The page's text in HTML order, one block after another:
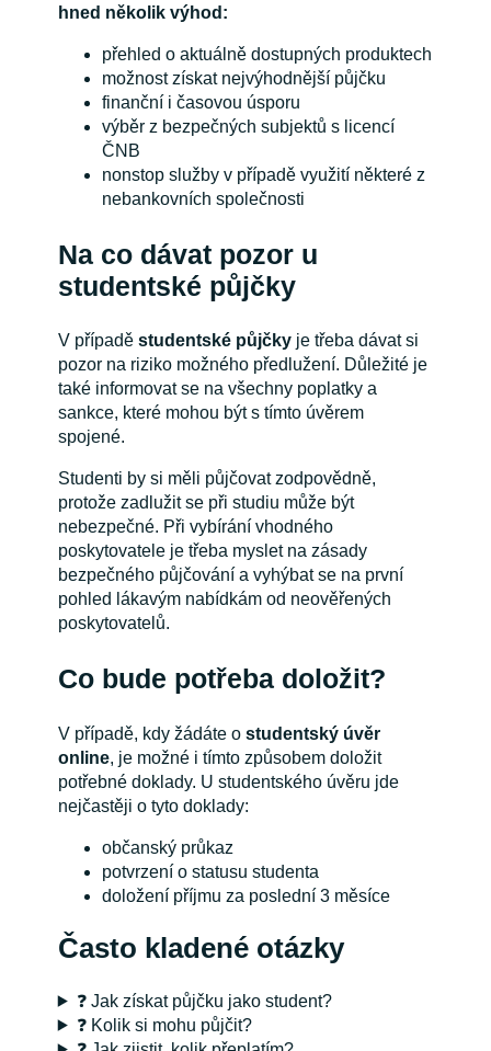
hned několik výhod:
přehled o aktuálně dostupných produktech
možnost získat nejvýhodnější půjčku
finanční i časovou úsporu
výběr z bezpečných subjektů s licencí
ČNB
nonstop služby v případě využití některé z
nebankovních společnosti
Na co dávat pozor u
studentské půjčky
V případě studentské půjčkyje třeba dávat si
pozor na riziko možného předlužení. Důležité je
také informovat se na všechny poplatky a
sankce, které mohou být s tímto úvěrem
spojené.
Studenti by si měli půjčovat zodpovědně,
protože zadlužit se při studiu může být
nebezpečné. Při vybírání vhodného
poskytovatele je třeba myslet na zásady
bezpečného půjčování a vyhýbat se na první
pohled lákavým nabídkám od neověřených
poskytovatelů.
Co bude potřeba doložit?
V případě, kdy žádáte o studentský úvěr
online, je možné i tímto způsobem doložit
potřebné doklady. U studentského úvěru jde
nejčastěji o tyto doklady:
občanský průkaz
potvrzení o statusu studenta
doložení příjmu za poslední 3 měsíce
Často kladené otázky
❓ Jak získat půjčku jako student?
❓ Kolik si mohu půjčit?